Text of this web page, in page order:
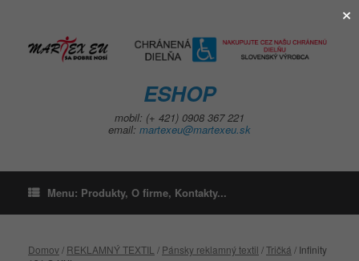
ESHOP
mobil: (+ 421) 0908 367 221
email: martexeu@martexeu.sk
Menu: Produkty, O firme, Kontakty...
Domov/ REKLAMNÝ TEXTIL / Pánsky reklamný textil /Tričká / Infinity
×